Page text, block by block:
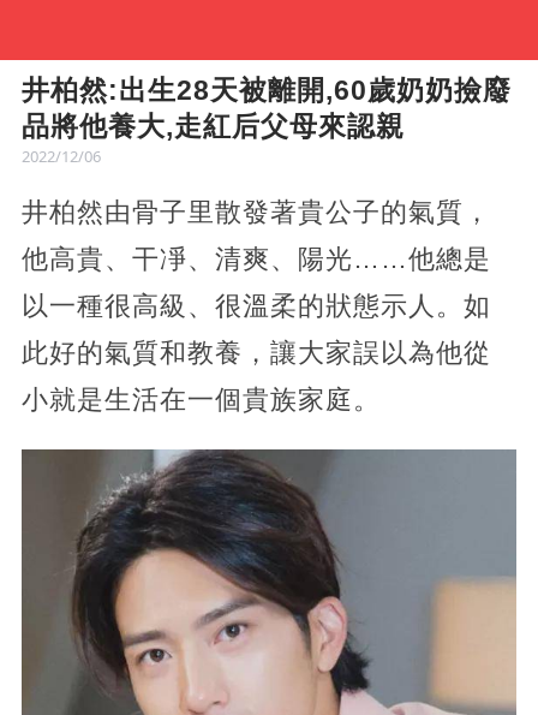
井柏然:出生28天被離開,60歲奶奶撿廢
品將他養大,走紅后父母來認親
2022/12/06
井柏然由骨子里散發著貴公子的氣質，
他高貴、干凈、清爽、陽光……他總是
以一種很高級、很溫柔的狀態示人。如
此好的氣質和教養，讓大家誤以為他從
小就是生活在一個貴族家庭。